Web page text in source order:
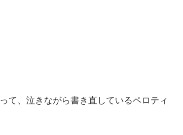
て、泣きながら書き直しているペロティ